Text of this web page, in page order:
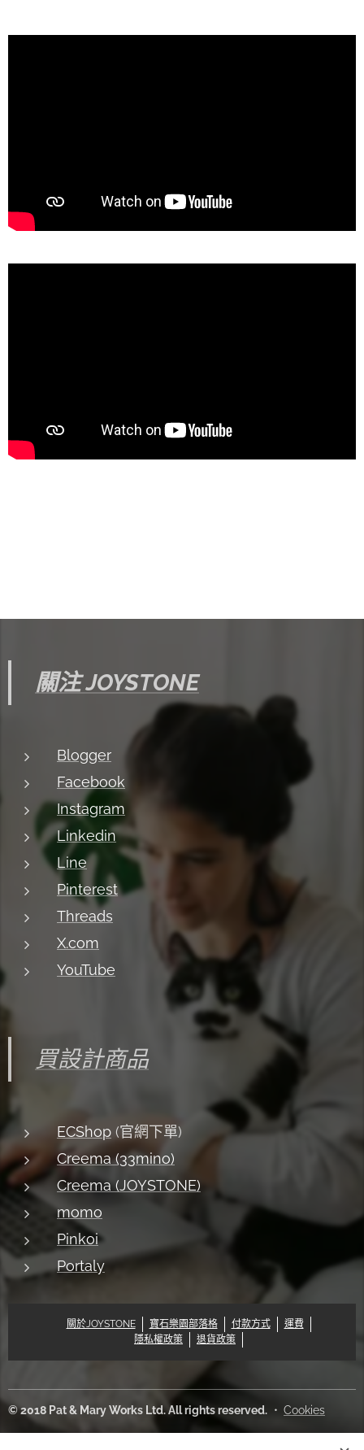
關注 JOYSTONE
Blogger
Facebook
Instagram
Linkedin
Line
Pinterest
Threads
X.com
YouTube
買設計商品
ECShop (官網下單)
Creema (33mino)
Creema (JOYSTONE)
momo
Pinkoi
Portaly
關於JOYSTONE 寶石樂園部落格 付款方式
運費
隱私權政策
退貨政策
© 2018 Pat & Mary Works Ltd. All rights reserved. Cookies